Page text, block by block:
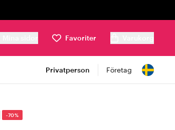
Favoriter
Privatperson Företag
-70%